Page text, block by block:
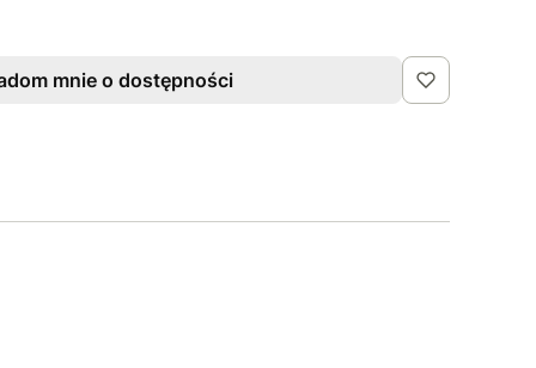
mnie o dostępności